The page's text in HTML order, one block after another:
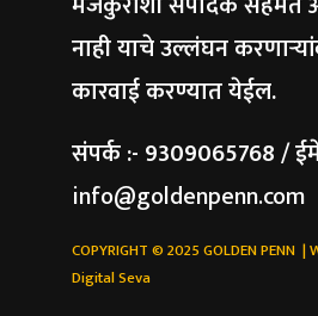
नाही याचे उल्लंघन
कारवाई करण्यात येईल.
संपर्क :- 9309065768 /
info@goldenpenn.com
COPYRIGHT © 2025 GOLDEN PENN |
Digital Seva